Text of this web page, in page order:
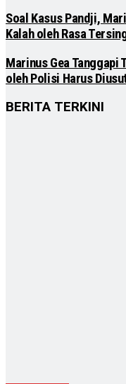
Soal Kasus Pandji,
Kalah oleh Rasa
Marinus Gea Tanggapi
oleh Polisi Harus
BERITA TERKINI